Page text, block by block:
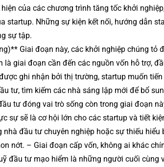
của các chương trình tăng tốc khởi
startup. Những sự kiện kết nối, hướng dẫn
sự tập.
Giai đoạn này, các khởi nghiệp chúng
là giai đoạn cần đến các nguồn vốn hỗ trợ,
ghi nhận bởi thị trường, startup muốn
tư, tìm kiếm các nhà sáng lập mới để bổ
tư đóng vai trò sống còn trong giai đoạn
sự sẽ là cơ hội lớn cho các startup và tiết
đầu tư chuyên nghiệp hoặc sự thiếu hiểu
nớt. – Giai đoạn cấp vốn, không ai khác
đầu tư mạo hiểm là những người cuối cùng